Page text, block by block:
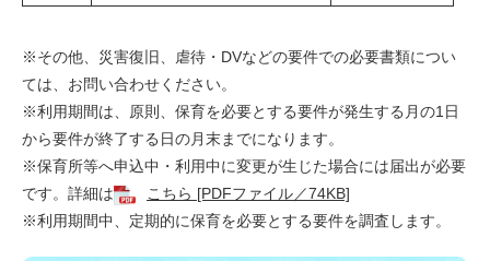
※その他、災害復旧、虐待・DVなどの要件での必要書類につい
ては、お問い合わせください。
※利用期間は、原則、保育を必要とする要件が発生する月の1日
から要件が終了する日の月末までになります。
※保育所等へ申込中・利用中に変更が生じた場合には届出が必要
です。詳細は
こちら [PDFファイル／74KB]
※利用期間中、定期的に保育を必要とする要件を調査します。